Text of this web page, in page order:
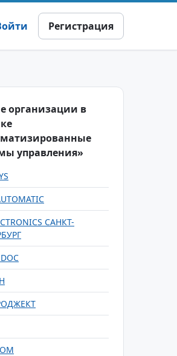
Регистрация
организации в
управления»
САНКТ-